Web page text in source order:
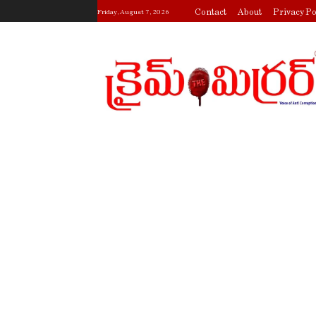
Friday, August 7, 2026 Contact About Privacy